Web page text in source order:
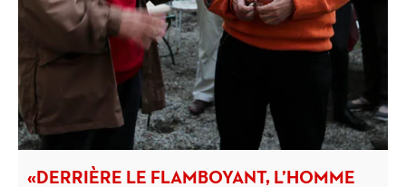
«DERRIÈRE LE FLAMBOYANT, L’HOMME